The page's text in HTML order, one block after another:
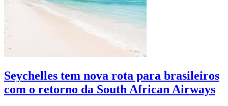
Seychelles tem nova rota para brasileiros
com o retorno da South African Airways